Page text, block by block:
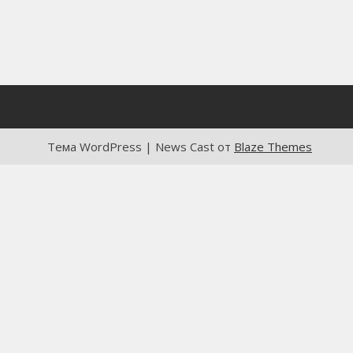
Тема WordPress | News Cast от Blaze Themes